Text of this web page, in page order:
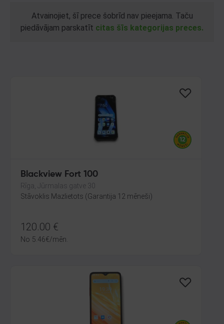
Atvainojiet, šī prece šobrīd nav pieejama. Taču
piedāvājam parskatīt citas šīs kategorijas preces.
Blackview Fort 100
Rīga, Jūrmalas gatve 30
Stāvoklis Mazlietots (Garantija 12 mēneši)
120.00 €
No 5.46€/mēn.